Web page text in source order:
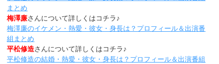
まとめ
梅澤廉さんについて詳しくはコチラ♪
梅澤廉のイケメン・熱愛・彼女・身長は？プロフィール＆出演番
組まとめ
平松修造さんについて詳しくはコチラ♪
平松修造の結婚・熱愛・彼女・身長は？プロフィール＆出演番組